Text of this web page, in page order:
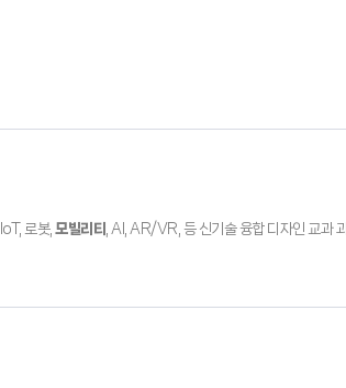
로봇, 모빌리티
, AI, AR/VR, 등 신기술 융합 디자인 교과